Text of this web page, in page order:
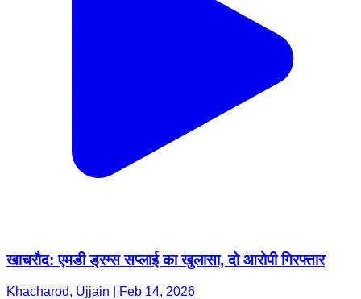
खाचरौद: एमडी ड्रग्स सप्लाई का खुलासा, दो आरोपी गिरफ्तार
Khacharod, Ujjain | Feb 14, 2026